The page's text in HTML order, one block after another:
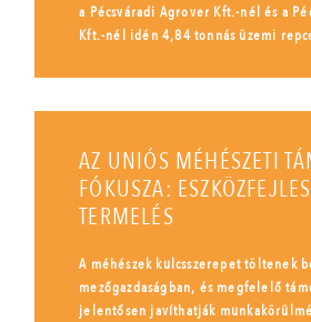
a Pécsváradi Agrover Kft.-nél és a
Kft.-nél idén 4,84 tonnás üzemi
AZ UNIÓS MÉHÉSZETI
FÓKUSZA:
TERMELÉS
A méhészek kulcsszerepet töltenek
mezőgazdaságban, és megfelelő
jelentősen javíthatják